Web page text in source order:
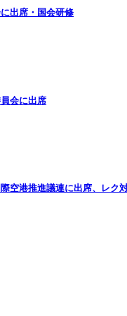
出席・国会研修
会に出席
空港推進議連に出席、レク